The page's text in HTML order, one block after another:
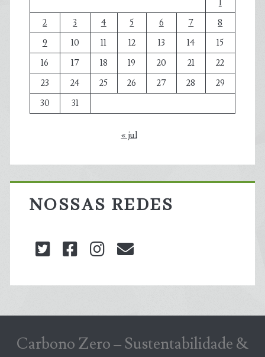
1
2
3 4 5 6 7
8
9
10 11 12 13 14
15
16
17 18 19 20 21
22
23
24 25 26 27 28
29
30
31
« jul
NOSSAS REDES
twitterfacebookinstagram
Carbono Zero – Sustentabilidade &